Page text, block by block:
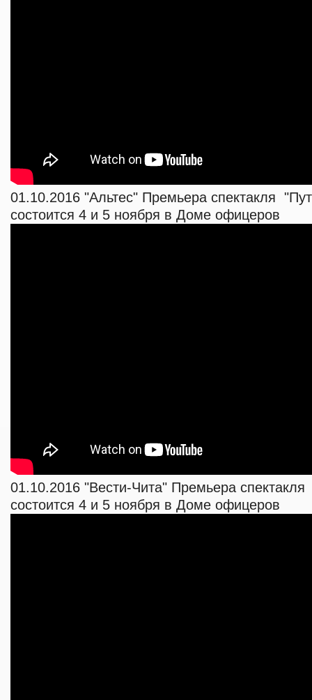
01.10.2016 "Альтес" Премьера спектакля
состоится 4 и 5 ноября в Доме офицеров
01.10.2016 "Вести-Чита" Премьера спектакля
состоится 4 и 5 ноября в Доме офицеров